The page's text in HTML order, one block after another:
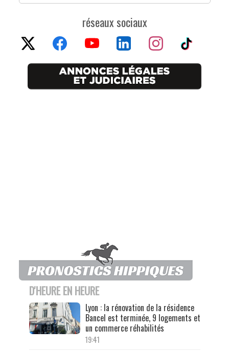
réseaux sociaux
D'HEURE EN HEURE
Lyon : la rénovation de la résidence
Bancel est terminée, 9 logements et
un commerce réhabilités
19:41